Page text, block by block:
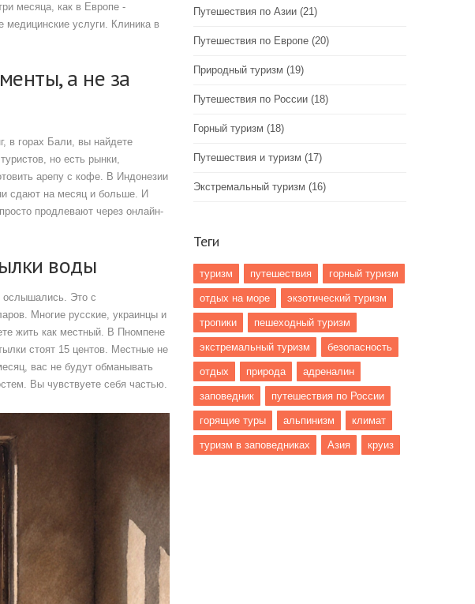
месяца, как в Европе -
услуги. Клиника в
а не за
в горах Бали, вы найдете
но есть рынки,
арепу с кофе. В Индонезии
сдают на месяц и больше. И
продлевают через онлайн-
воды
ослышались. Это с
Многие русские, украинцы и
жить как местный. В Пномпене
стоят 15 центов. Местные не
вас не будут обманывать
Вы чувствуете себя частью.
Путешествия по Азии (21)
Путешествия по Европе (20)
Природный туризм (19)
Путешествия по России (18)
Горный туризм (18)
Путешествия и туризм (17)
Экстремальный туризм (16)
Теги
туризм путешествия горный туризм
отдых на море экзотический туризм
тропики пешеходный туризм
экстремальный туризм безопасность
отдых природа адреналин
заповедник путешествия по России
горящие туры альпинизм климат
туризм в заповедниках Азия круиз